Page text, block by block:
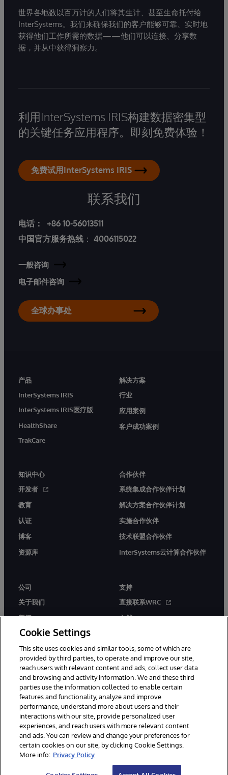
世界各地数以百万计的人们将其生计、甚至生命托付给
InterSystems。我们来确保我们的客户能够可靠、实时地
获得他们工作所需的数据——他们可以连接、分享数
据，并从中获得洞察力。
利用InterSystems IRIS构建数据密集型
的关键任务应用程序。即刻免费体验！
免费试用InterSystems IRIS
联系我们
电话：
+86 10-56013511
中国官方服务热线 ： 4006115022
一般咨询
电子邮件咨询
全球办事处
产品
InterSystems IRIS
InterSystems IRIS医疗版
HealthShare
TrakCare
解决方案
行业
应用案例
客户成功案例
知识中心
开发者
教育
认证
博客
资源库
合作伙伴
系统集成合作伙伴计划
解决方案合作伙伴计划
实施合作伙伴
技术联盟合作伙伴
InterSystems云计算合作伙伴
公司
关于我们
新闻
活动
工作机会
支持
直接联系WRC
文档
© 1996-2026 InterSystems Corporation, Boston, MA. 系联软件（北
京）有限公司 版权所有。京ICP备2021005331号
通知/条款和条件 隐私声明 保证 无障碍
Cookie Settings
This site uses cookies and similar tools, some of which are
provided by third parties, to operate and improve our site,
reach users with relevant content and ads, collect user data
and browsing and activity information. We and these third
parties use the information collected to enable certain
features and functionality, analyze and improve
performance, understand more about users and their
interactions with our site, provide personalized user
experiences, and reach users with more relevant content
and ads. You can review and change your preferences for
certain cookies on our site, by clicking Cookie Settings.
More info: Privacy Policy